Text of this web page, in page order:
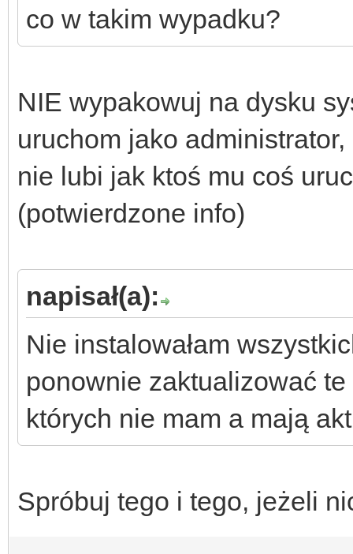
c) po instalacji "The
zainstaluj patch
d) po instalacji "The
zainstaluj patch
e) po instalacji "The
f) po instalacji "The
plenerze -
tego dodatku.*
co w takim wypadku?
NIE wypakowuj na dysku
uruchom jako
nie lubi jak ktoś mu coś
(potwierdzone info)
napisał(a):
Nie instalowałam
ponownie zaktualizować
których nie mam a mają
Spróbuj tego i tego, jeżeli